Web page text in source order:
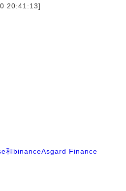
20:41:13]
和binanceAsgard Finance